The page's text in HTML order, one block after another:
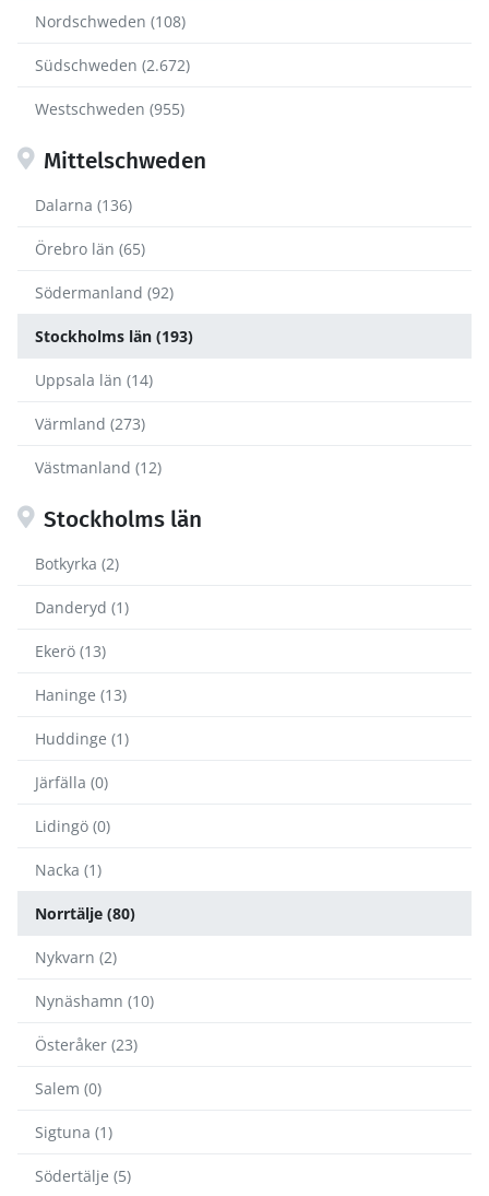
Nordschweden (108)
Südschweden (2.672)
Westschweden (955)
Mittelschweden
Dalarna (136)
Örebro län (65)
Södermanland (92)
Stockholms län (193)
Uppsala län (14)
Värmland (273)
Västmanland (12)
Stockholms län
Botkyrka (2)
Danderyd (1)
Ekerö (13)
Haninge (13)
Huddinge (1)
Järfälla (0)
Lidingö (0)
Nacka (1)
Norrtälje (80)
Nykvarn (2)
Nynäshamn (10)
Österåker (23)
Salem (0)
Sigtuna (1)
Södertälje (5)